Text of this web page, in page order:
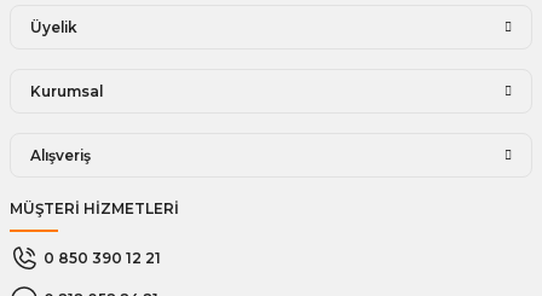
Üyelik
Kurumsal
Alışveriş
MÜŞTERİ HİZMETLERİ
0 850 390 12 21